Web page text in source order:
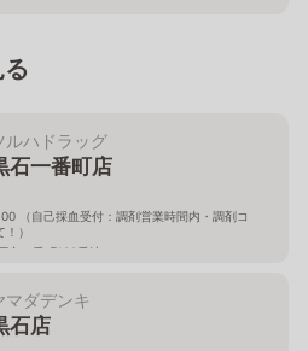
ルハドラッグ
石一番町店
（自己採血受付：調剤営業時間内・調剤コ
）
市一番町189番地
マダデンキ
石店